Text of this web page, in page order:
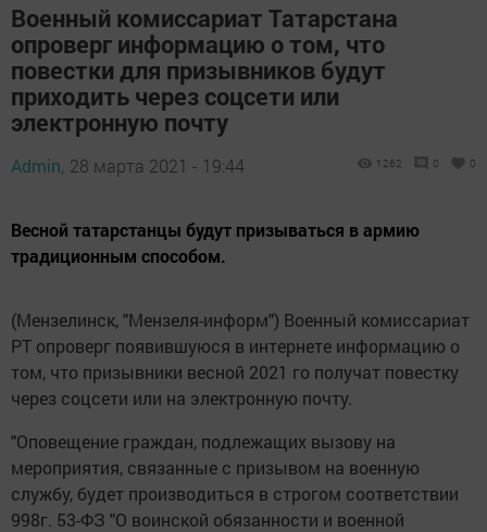
Военный комиссариат Татарстана
опроверг информацию о том, что
повестки для призывников будут
приходить через соцсети или
электронную почту
Admin, 28 марта 2021 - 19:44 1262 0 0
Весной татарстанцы будут призываться в армию
традиционным способом.
(Мензелинск, "Мензеля-информ") Военный комиссариат
РТ опроверг появившуюся в интернете информацию о
том, что призывники весной 2021 го получат повестку
через соцсети или на электронную почту.
"Оповещение граждан, подлежащих вызову на
мероприятия, связанные с призывом на военную
службу, будет производиться в строгом соответствии
998г. 53-ФЗ "О воинской обязанности и военной